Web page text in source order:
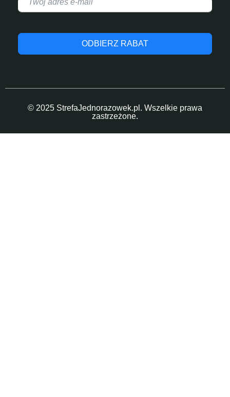
ODBIERZ RABAT
© 2025 StrefaJednorazowek.pl. Wszelkie prawa
zastrzeżone.